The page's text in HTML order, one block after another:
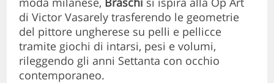
di Victor Vasarely trasferendo le geometrie
del pittore ungherese su pelli e pellicce
tramite giochi di intarsi, pesi e volumi,
rileggendo gli anni Settanta con occhio
contemporaneo.